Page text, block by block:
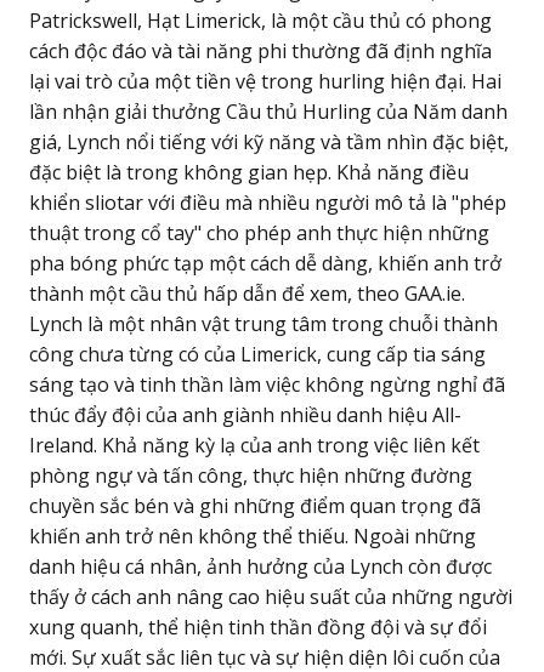
Patrickswell, Hạt Limerick, là một cầu thủ có phong
cách độc đáo và tài năng phi thường đã định nghĩa
lại vai trò của một tiền vệ trong hurling hiện đại. Hai
lần nhận giải thưởng Cầu thủ Hurling của Năm danh
giá, Lynch nổi tiếng với kỹ năng và tầm nhìn đặc biệt,
đặc biệt là trong không gian hẹp. Khả năng điều
khiển sliotar với điều mà nhiều người mô tả là "phép
thuật trong cổ tay" cho phép anh thực hiện những
pha bóng phức tạp một cách dễ dàng, khiến anh trở
thành một cầu thủ hấp dẫn để xem, theo GAA.ie.
Lynch là một nhân vật trung tâm trong chuỗi thành
công chưa từng có của Limerick, cung cấp tia sáng
sáng tạo và tinh thần làm việc không ngừng nghỉ đã
thúc đẩy đội của anh giành nhiều danh hiệu All-
Ireland. Khả năng kỳ lạ của anh trong việc liên kết
phòng ngự và tấn công, thực hiện những đường
chuyền sắc bén và ghi những điểm quan trọng đã
khiến anh trở nên không thể thiếu. Ngoài những
danh hiệu cá nhân, ảnh hưởng của Lynch còn được
thấy ở cách anh nâng cao hiệu suất của những người
xung quanh, thể hiện tinh thần đồng đội và sự đổi
mới. Sự xuất sắc liên tục và sự hiện diện lôi cuốn của